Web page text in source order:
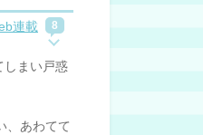
連載 8
しまい戸惑
、あわてて